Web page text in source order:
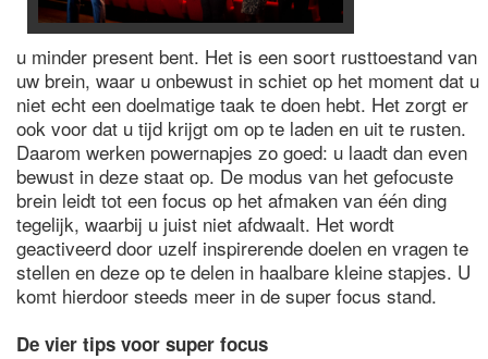
u minder present bent. Het is een soort rusttoestand van
uw brein, waar u onbewust in schiet op het moment dat u
niet echt een doelmatige taak te doen hebt. Het zorgt er
ook voor dat u tijd krijgt om op te laden en uit te rusten.
Daarom werken powernapjes zo goed: u laadt dan even
bewust in deze staat op. De modus van het gefocuste
brein leidt tot een focus op het afmaken van één ding
tegelijk, waarbij u juist niet afdwaalt. Het wordt
geactiveerd door uzelf inspirerende doelen en vragen te
stellen en deze op te delen in haalbare kleine stapjes. U
komt hierdoor steeds meer in de super focus stand.
De vier tips voor super focus